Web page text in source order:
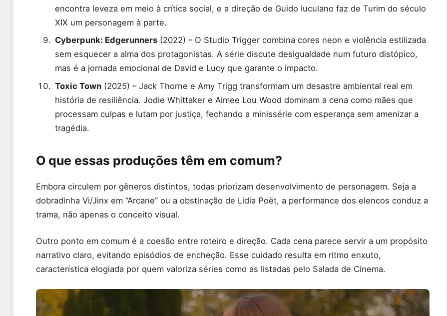
encontra leveza em meio à crítica social, e a direção de Guido Iuculano faz de Turim do século
XIX um personagem à parte.
Cyberpunk: Edgerunners (2022) – O Studio Trigger combina cores neon e violência estilizada
sem esquecer a alma dos protagonistas. A série discute desigualdade num futuro distópico,
mas é a jornada emocional de David e Lucy que garante o impacto.
Toxic Town (2025) – Jack Thorne e Amy Trigg transformam um desastre ambiental real em
história de resiliência. Jodie Whittaker e Aimee Lou Wood dominam a cena como mães que
processam culpas e lutam por justiça, fechando a minissérie com esperança sem amenizar a
tragédia.
O que essas produções têm em comum?
Embora circulem por gêneros distintos, todas priorizam desenvolvimento de personagem. Seja a
dobradinha Vi/Jinx em “Arcane” ou a obstinação de Lidia Poët, a performance dos elencos conduz a
trama, não apenas o conceito visual.
Outro ponto em comum é a coesão entre roteiro e direção. Cada cena parece servir a um propósito
narrativo claro, evitando episódios de encheção. Esse cuidado resulta em ritmo enxuto,
característica elogiada por quem valoriza séries como as listadas pelo Salada de Cinema.